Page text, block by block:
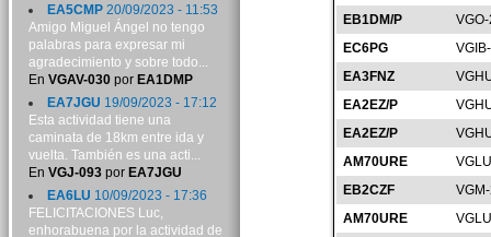
EB1DM/P
EC6PG
EA3FNZ
EA2EZ/P
EA2EZ/P
AM70URE
EB2CZF
AM70URE
EA5CMP20/09/2023 - 11:53
Amigo Miguel Ángel no tengo
palabras para expresar mi
agradecimiento y sobre todo...
En VGAV-030por EA1DMP
EA7JGU 19/09/2023 - 17:12
Esta actividad tiene una
caminata de 18km entre ida y
vuelta. También es una acti...
En VGJ-093por EA7JGU
EA6LU 10/09/2023 - 17:36
FELICITACIONES Luc,
enhorabuena por la actividad de